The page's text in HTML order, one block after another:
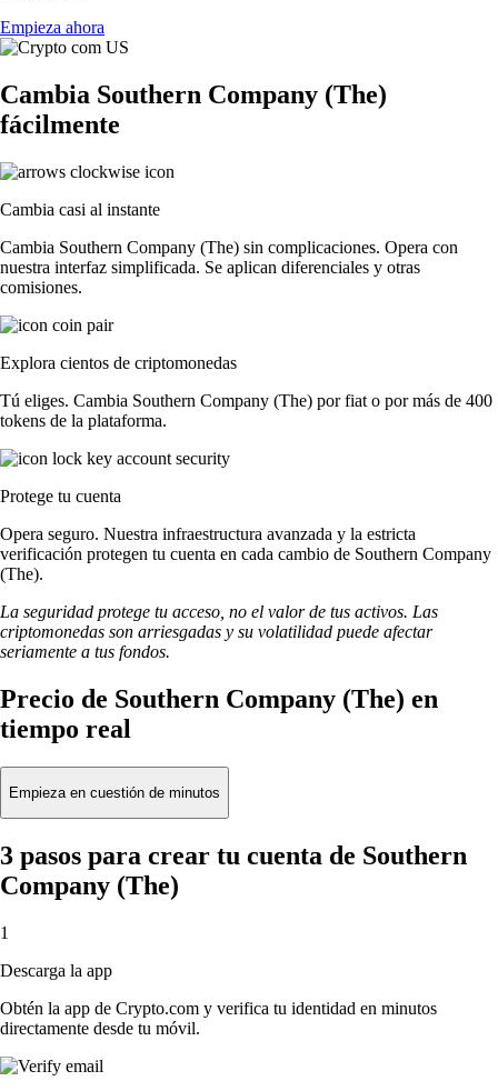
Empieza ahora
Cambia Southern Company (The)
fácilmente
Cambia casi al instante
Cambia Southern Company (The) sin complicaciones. Opera con
nuestra interfaz simplificada. Se aplican diferenciales y otras
comisiones.
Explora cientos de criptomonedas
Tú eliges. Cambia Southern Company (The) por fiat o por más de 400
tokens de la plataforma.
Protege tu cuenta
Opera seguro. Nuestra infraestructura avanzada y la estricta
verificación protegen tu cuenta en cada cambio de Southern Company
(The).
La seguridad protege tu acceso, no el valor de tus activos. Las
criptomonedas son arriesgadas y su volatilidad puede afectar
seriamente a tus fondos.
Precio de Southern Company (The) en
tiempo real
Empieza en cuestión de minutos
3 pasos para crear tu cuenta de Southern
Company (The)
1
Descarga la app
Obtén la app de Crypto.com y verifica tu identidad en minutos
directamente desde tu móvil.